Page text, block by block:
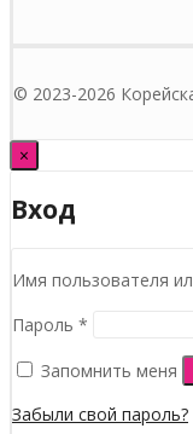
© 2023-2026
×
Вход
Имя пользователя
Пароль *
Запомнить меня
Забыли свой пароль?